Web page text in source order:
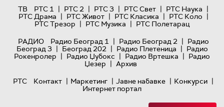
ТВ
РТС 1 | РТС 2 | РТС 3 | РТС Свет | РТС Наука |
РТС Драма | РТС Живот | РТС Класика | РТС Коло |
РТС Трезор | РТС Музика | РТС Полетарац
РАДИО
Радио Београд 1 | Радио Београд 2 | Радио
Београд 3 | Београд 202 | Радио Плетеница | Радио
Рокенролер | Радио Џубокс | Радио Вртешка | Радио
Џезер | Архив
РТС
Контакт | Маркетинг | Јавне набавке | Конкурси |
Интернет портал